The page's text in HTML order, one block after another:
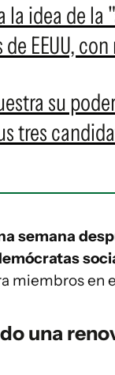
la idea de la
EEUU,
su
tres
semana
miembros en
una